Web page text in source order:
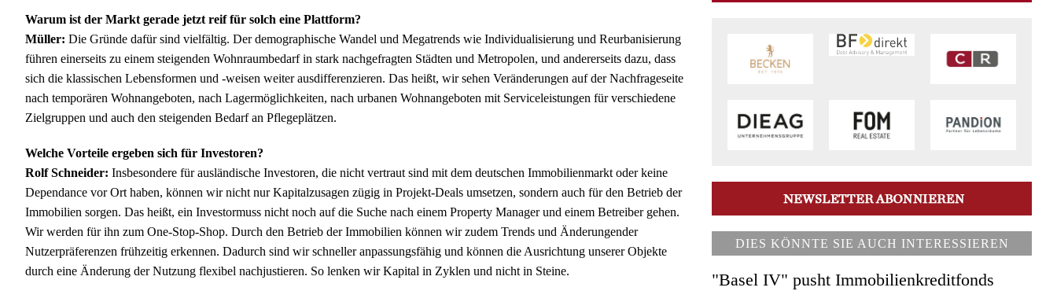
Warum ist der Markt gerade jetzt reif für solch eine Plattform?
Müller: Die Gründe dafür sind vielfältig. Der demographische Wandel und Megatrends wie Individualisierung und Reurbanisierung
führen einerseits zu einem steigenden Wohnraumbedarf in stark nachgefragten Städten und Metropolen, und andererseits dazu, dass
sich die klassischen Lebensformen und -weisen weiter ausdifferenzieren. Das heißt, wir sehen Veränderungen auf der Nachfrageseite
nach temporären Wohnangeboten, nach Lagermöglichkeiten, nach urbanen Wohnangeboten mit Serviceleistungen für verschiedene
Zielgruppen und auch den steigenden Bedarf an Pflegeplätzen.
Welche Vorteile ergeben sich für Investoren?
Rolf Schneider: Insbesondere für ausländische Investoren, die nicht vertraut sind mit dem deutschen Immobilienmarkt oder keine
Dependance vor Ort haben, können wir nicht nur Kapitalzusagen zügig in Projekt-Deals umsetzen, sondern auch für den Betrieb der
Immobilien sorgen. Das heißt, ein Investormuss nicht noch auf die Suche nach einem Property Manager und einem Betreiber gehen.
Wir werden für ihn zum One-Stop-Shop. Durch den Betrieb der Immobilien können wir zudem Trends und Änderungender
Nutzerpräferenzen frühzeitig erkennen. Dadurch sind wir schneller anpassungsfähig und können die Ausrichtung unserer Objekte
durch eine Änderung der Nutzung flexibel nachjustieren. So lenken wir Kapital in Zyklen und nicht in Steine.
DIES KÖNNTE SIE AUCH INTERESSIEREN
"Basel IV" pusht Immobilienkreditfonds